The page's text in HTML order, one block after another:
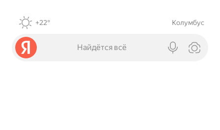
+22° Колумбус
Найдётся всё